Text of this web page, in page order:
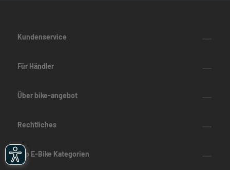
Kundenservice
Für Händler
Über bike-angebot
Rechtliches
Top E-Bike Kategorien